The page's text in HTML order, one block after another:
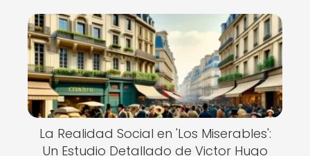
La Realidad Social en 'Los Miserables':
Un Estudio Detallado de Victor Hugo